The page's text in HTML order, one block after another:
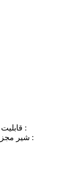
قابلیت تنظیم ارتفاع و زاویه پاشش آب در سردوش :
شیر مجزا برای ارسال آب به سردوش ثابت و متحرک :